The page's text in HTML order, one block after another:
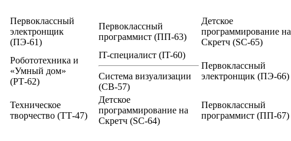
Первоклассный
электронщик
(ПЭ-61)
Первоклассный
программист (ПП-63)
Детское
программирование на
Скретч (SC-65)
Робототехника и
«Умный дом»
(РТ-62)
IT-специалист (IT-60)
Система визуализации
(СВ-57)
Первоклассный
электронщик (ПЭ-66)
Техническое
творчество (ТТ-47)
Детское
программирование на
Скретч (SC-64)
Первоклассный
программист (ПП-67)